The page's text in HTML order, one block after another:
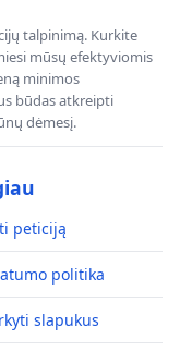
talpinimą. Kurkite
mūsų efektyviomis
minimos
būdas atkreipti
dėmesį.
peticiją
politika
slapukus